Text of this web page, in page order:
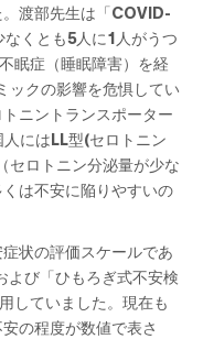
渡部先生は「COVID-
くとも5人に1人がうつ
眠症（睡眠障害）を経
ックの影響を危惧してい
ニントランスポーター
にはLL型(セロトニン
セロトニン分泌量が少な
は不安に陥りやすいの
状の評価スケールであ
よび「ひもろぎ式不安検
していました。現在も
の程度が数値で表さ